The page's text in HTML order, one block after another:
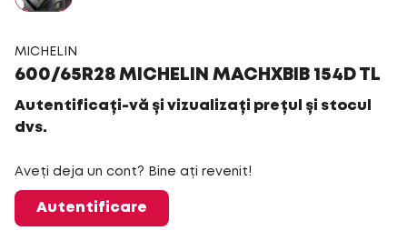
MICHELIN
600/65R28 MICHELIN MACHXBIB 154D TL
Autentificați-vă și vizualizați prețul și stocul
dvs.
Aveți deja un cont? Bine ați revenit!
Autentificare